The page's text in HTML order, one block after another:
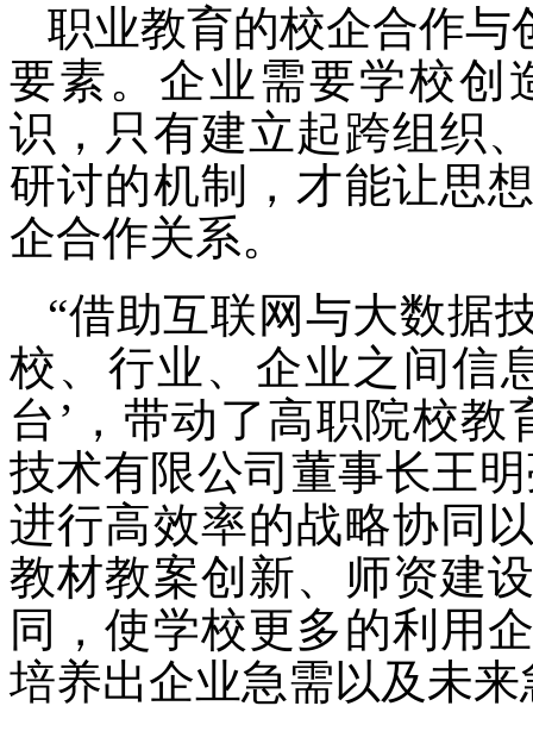
职业教育的校企合作与
要素。企业需要学校创
识，只有建立起跨组织
研讨的机制，才能让思
企合作关系。
“借助互联网与大数据
校、行业、企业之间信
台’，带动了高职院校
技术有限公司董事长王
进行高效率的战略协同
教材教案创新、师资建
同，使学校更多的利用
培养出企业急需以及未